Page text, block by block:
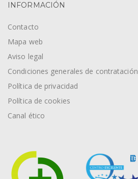
INFORMACIÓN
Contacto
Mapa web
Aviso legal
Condiciones generales de contratación
Política de privacidad
Política de cookies
Canal ético